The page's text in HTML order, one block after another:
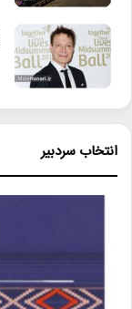
انتخاب سردبیر